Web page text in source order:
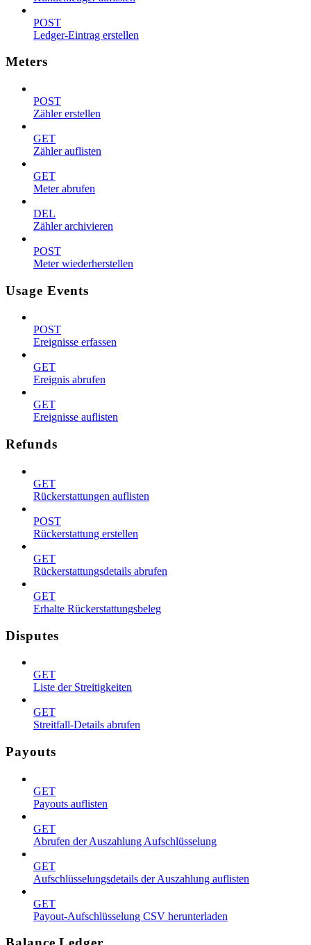
POST
Ledger-Eintrag erstellen
Meters
POST
Zähler erstellen
GET
Zähler auflisten
GET
Meter abrufen
DEL
Zähler archivieren
POST
Meter wiederherstellen
Usage Events
POST
Ereignisse erfassen
GET
Ereignis abrufen
GET
Ereignisse auflisten
Refunds
GET
Rückerstattungen auflisten
POST
Rückerstattung erstellen
GET
Rückerstattungsdetails abrufen
GET
Erhalte Rückerstattungsbeleg
Disputes
GET
Liste der Streitigkeiten
GET
Streitfall-Details abrufen
Payouts
GET
Payouts auflisten
GET
Abrufen der Auszahlung Aufschlüsselung
GET
Aufschlüsselungsdetails der Auszahlung auflisten
GET
Payout-Aufschlüsselung CSV herunterladen